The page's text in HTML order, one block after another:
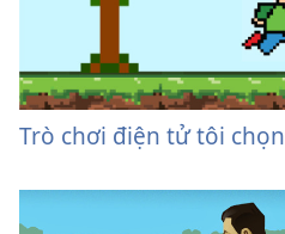
Trò chơi điện tử tôi chọn